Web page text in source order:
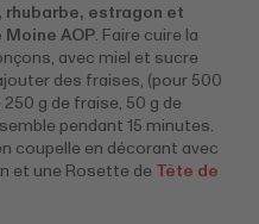
estragon et
AOP. Faire cuire la
avec miel et sucre
des fraises, (pour 500
g de fraise, 50 g de
pendant 15 minutes.
coupelle en décorant avec
et une Rosette de Tête de